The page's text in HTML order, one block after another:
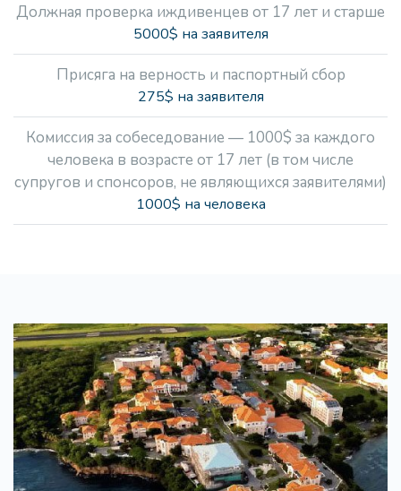
Должная проверка иждивенцев от 17 лет и старше
5000$ на заявителя
Присяга на верность и паспортный сбор
275$ на заявителя
Комиссия за собеседование — 1000$ за каждого
человека в возрасте от 17 лет (в том числе
супругов и спонсоров, не являющихся заявителями)
1000$ на человека